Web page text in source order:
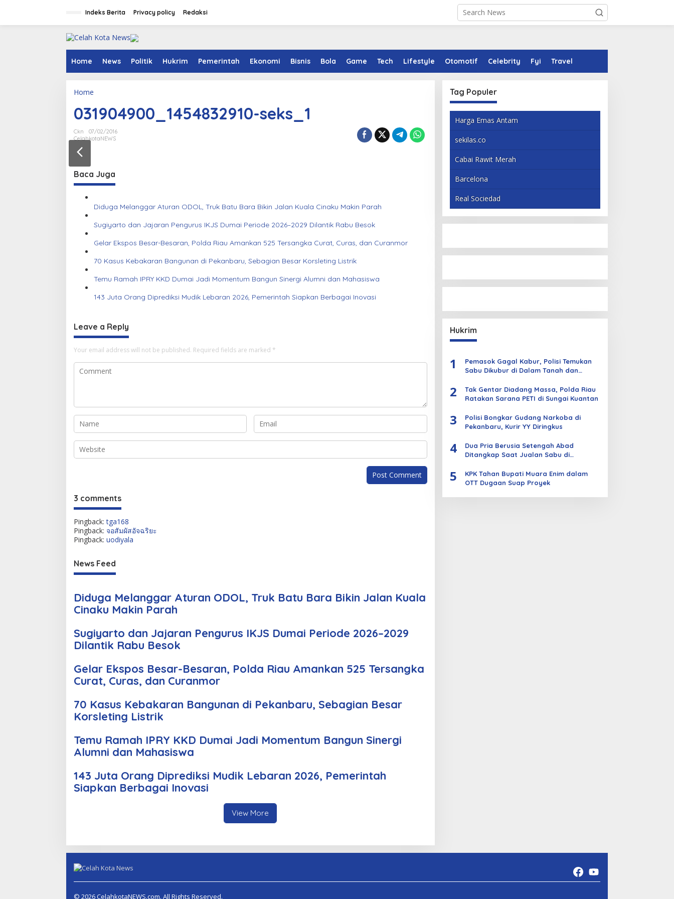
Indeks Berita Privacy policy Redaksi
Home News Politik Hukrim Pemerintah Ekonomi Bisnis Bola Game Tech Lifestyle Otomotif Celebrity Fyi Travel
Home
t
a
c
h
031904900_1454832910-seks_1
Ckn
07/02/2016
CelahkotaNEWS
Baca Juga
Diduga Melanggar Aturan ODOL, Truk Batu Bara Bikin Jalan Kuala Cinaku Makin Parah
Sugiyarto dan Jajaran Pengurus IKJS Dumai Periode 2026–2029 Dilantik Rabu Besok
Gelar Ekspos Besar-Besaran, Polda Riau Amankan 525 Tersangka Curat, Curas, dan Curanmor
70 Kasus Kebakaran Bangunan di Pekanbaru, Sebagian Besar Korsleting Listrik
Temu Ramah IPRY KKD Dumai Jadi Momentum Bangun Sinergi Alumni dan Mahasiswa
143 Juta Orang Diprediksi Mudik Lebaran 2026, Pemerintah Siapkan Berbagai Inovasi
Leave a Reply
Your email address will not be published. Required fields are marked *
3 comments
Pingback:tga168
Pingback: จอสัมผัสอัจฉริยะ
Pingback: uodiyala
News Feed
Diduga Melanggar Aturan ODOL, Truk Batu Bara Bikin Jalan Kuala
Cinaku Makin Parah
Sugiyarto dan Jajaran Pengurus IKJS Dumai Periode 2026–2029
Dilantik Rabu Besok
Gelar Ekspos Besar-Besaran, Polda Riau Amankan 525 Tersangka
Curat, Curas, dan Curanmor
70 Kasus Kebakaran Bangunan di Pekanbaru, Sebagian Besar
Korsleting Listrik
Temu Ramah IPRY KKD Dumai Jadi Momentum Bangun Sinergi
Alumni dan Mahasiswa
143 Juta Orang Diprediksi Mudik Lebaran 2026, Pemerintah
Siapkan Berbagai Inovasi
View More
Tag Populer
Harga Emas Antam
sekilas.co
Cabai Rawit Merah
Barcelona
Real Sociedad
Hukrim
1
Pemasok Gagal Kabur, Polisi Temukan
Sabu Dikubur di Dalam Tanah dan
2
Tak Gentar Diadang Massa, Polda Riau
Ratakan Sarana PETI di Sungai Kuantan
3
Polisi Bongkar Gudang Narkoba di
Pekanbaru, Kurir YY Diringkus
4
Dua Pria Berusia Setengah Abad
Ditangkap Saat Jualan Sabu di
5
KPK Tahan Bupati Muara Enim dalam
OTT Dugaan Suap Proyek
© 2026 CelahkotaNEWS.com. All Rights Reserved.